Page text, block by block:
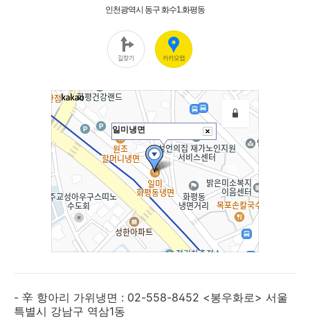
- 辛 항아리 가위냉면 : 02-558-8452 <봉우화로> 서울
특별시 강남구 역삼1동